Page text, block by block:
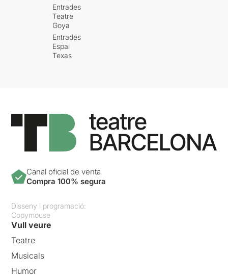
Entrades
Teatre
Goya
Entrades
Espai
Texas
Canal oficial de venta
Compra 100% segura
Disseny i programació:
Copymouse
Vull veure
Teatre
Musicals
Humor